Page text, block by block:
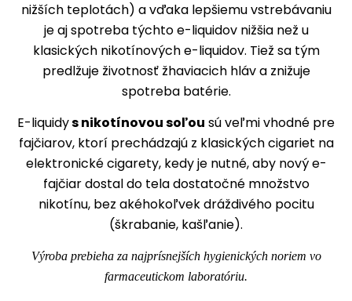
nižších teplotách) a vďaka lepšiemu vstrebávaniu
je aj spotreba týchto e-liquidov nižšia než u
klasických nikotínových e-liquidov. Tiež sa tým
predlžuje životnosť žhaviacich hláv a znižuje
spotreba batérie.
E-liquidys nikotínovou soľou sú veľmi vhodné pre
fajčiarov, ktorí prechádzajú z klasických cigariet na
elektronické cigarety, kedy je nutné, aby nový e-
fajčiar dostal do tela dostatočné množstvo
nikotínu, bez akéhokoľvek dráždivého pocitu
(škrabanie, kašľanie).
Výroba prebieha za najprísnejších hygienických noriem vo
farmaceutickom laboratóriu.